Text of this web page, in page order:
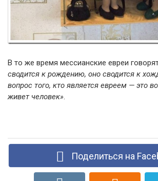
В то же время мессианские евреи
сводится к рождению, оно сводится к
вопрос того, кто является евреем — это
живет человек».
Поделиться на